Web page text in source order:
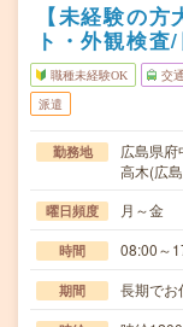
【未経験の
ト・外観検査
職種未経験OK 交
派遣
勤務地
広島県府
高木(広
曜日頻度 月～金
時間 08:00～
期間 長期でお